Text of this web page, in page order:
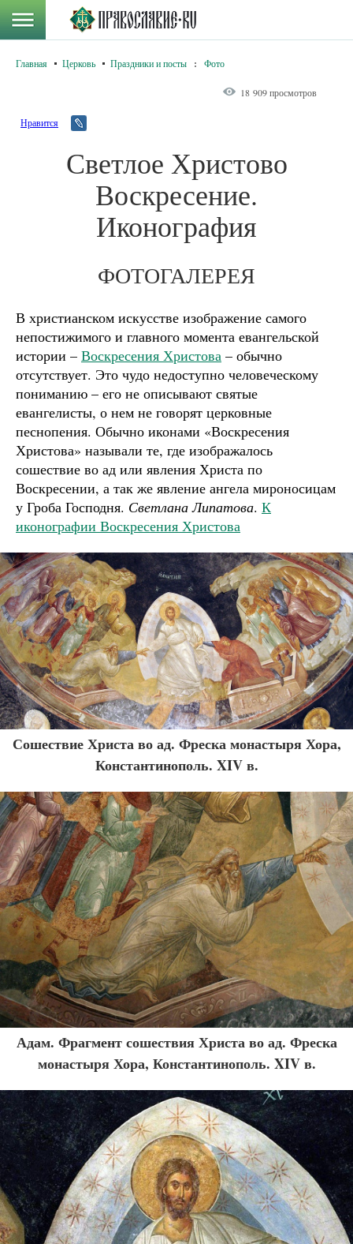
Главная Церковь Праздники и посты : Фото
18 909 просмотров
Нравится
Светлое Христово
Воскресение.
Иконография
ФОТОГАЛЕРЕЯ
В христианском искусстве изображение самого
непостижимого и главного момента евангельской
истории – Воскресения Христова – обычно
отсутствует. Это чудо недоступно человеческому
пониманию – его не описывают святые
евангелисты, о нем не говорят церковные
песнопения. Обычно иконами «Воскресения
Христова» называли те, где изображалось
сошествие во ад или явления Христа по
Воскресении, а так же явление ангела мироносицам
у Гроба Господня. Светлана Липатова. К
иконографии Воскресения Христова
Сошествие Христа во ад. Фреска монастыря Хора,
Константинополь. XIV в.
Адам. Фрагмент сошествия Христа во ад. Фреска
монастыря Хора, Константинополь. XIV в.